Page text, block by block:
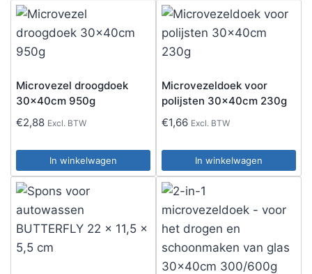
Microvezel droogdoek
30x40cm 950g
€2,88 Excl. BTW
In winkelwagen
Microvezeldoek voor
polijsten 30x40cm 230g
€1,66 Excl. BTW
In winkelwagen